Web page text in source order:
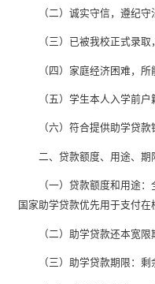
（二）诚实守信，遵纪守
（三）已被我校正式录
（四）家庭经济困难，
（五）学生本人入学前
（六）符合提供助学贷款
二、贷款额度、用途、期
（一）贷款额度和用途
国家助学贷款优先用于支付在
（二）助学贷款还本宽限
（三）助学贷款期限：